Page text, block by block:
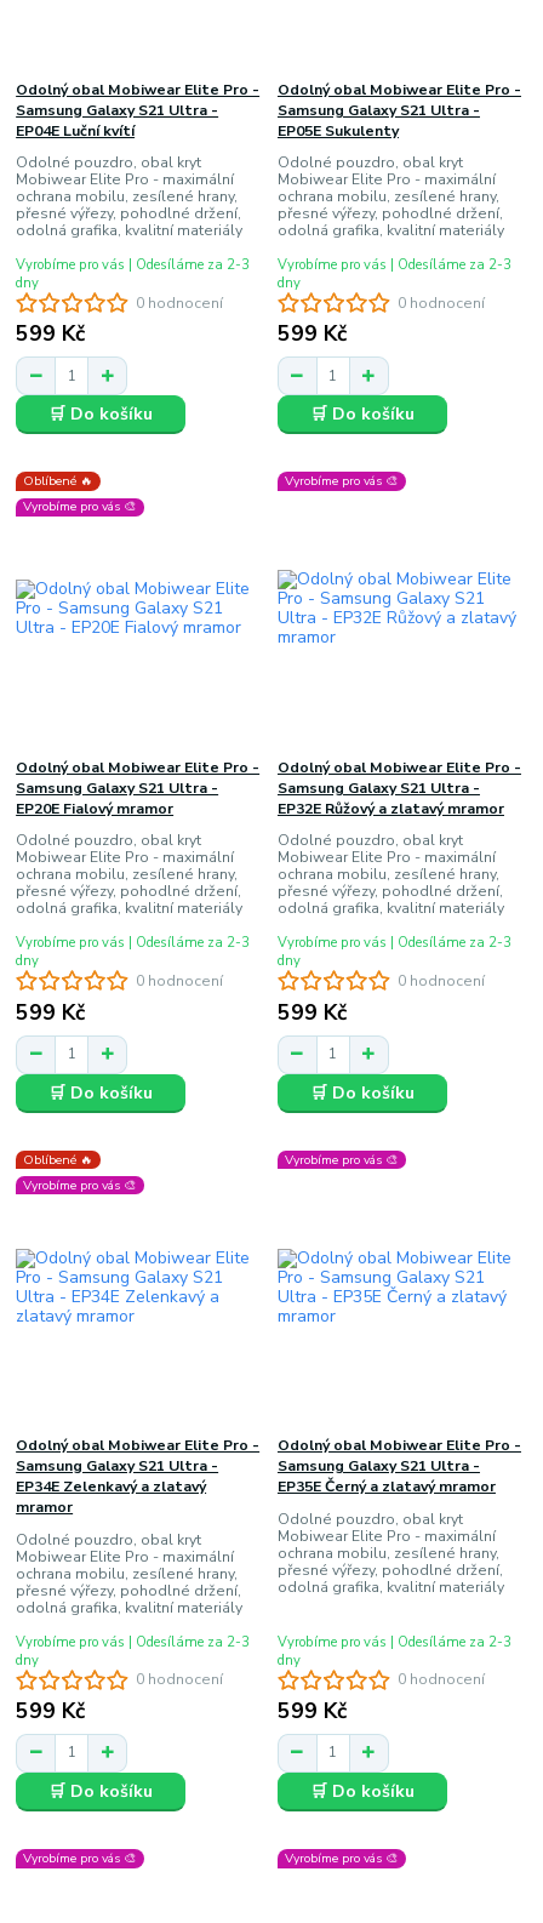
0 hodnocení
Odolný obal Mobiwear Elite Pro -
Samsung Galaxy S21 Ultra -
EP04E Luční kvítí
Odolné pouzdro, obal kryt
Mobiwear Elite Pro - maximální
ochrana mobilu, zesílené hrany,
přesné výřezy, pohodlné držení,
odolná grafika, kvalitní materiály
599 Kč
Vyrobíme pro vás | Odesíláme za 2-3
dny
🛒 Do košíku
0 hodnocení
Odolný obal Mobiwear Elite Pro -
Samsung Galaxy S21 Ultra -
EP05E Sukulenty
Odolné pouzdro, obal kryt
Mobiwear Elite Pro - maximální
ochrana mobilu, zesílené hrany,
přesné výřezy, pohodlné držení,
odolná grafika, kvalitní materiály
599 Kč
Vyrobíme pro vás | Odesíláme za 2-3
dny
🛒 Do košíku
Oblíbené 🔥
Vyrobíme pro vás 🎨
0 hodnocení
Odolný obal Mobiwear Elite Pro -
Samsung Galaxy S21 Ultra -
EP20E Fialový mramor
Odolné pouzdro, obal kryt
Mobiwear Elite Pro - maximální
ochrana mobilu, zesílené hrany,
přesné výřezy, pohodlné držení,
odolná grafika, kvalitní materiály
599 Kč
Vyrobíme pro vás | Odesíláme za 2-3
dny
🛒 Do košíku
Vyrobíme pro vás 🎨
0 hodnocení
Odolný obal Mobiwear Elite Pro -
Samsung Galaxy S21 Ultra -
EP32E Růžový a zlatavý mramor
Odolné pouzdro, obal kryt
Mobiwear Elite Pro - maximální
ochrana mobilu, zesílené hrany,
přesné výřezy, pohodlné držení,
odolná grafika, kvalitní materiály
599 Kč
Vyrobíme pro vás | Odesíláme za 2-3
dny
🛒 Do košíku
Oblíbené 🔥
Vyrobíme pro vás 🎨
0 hodnocení
Odolný obal Mobiwear Elite Pro -
Samsung Galaxy S21 Ultra -
EP34E Zelenkavý a zlatavý
mramor
Odolné pouzdro, obal kryt
Mobiwear Elite Pro - maximální
ochrana mobilu, zesílené hrany,
přesné výřezy, pohodlné držení,
odolná grafika, kvalitní materiály
599 Kč
Vyrobíme pro vás | Odesíláme za 2-3
dny
🛒 Do košíku
Vyrobíme pro vás 🎨
0 hodnocení
Odolný obal Mobiwear Elite Pro -
Samsung Galaxy S21 Ultra -
EP35E Černý a zlatavý mramor
Odolné pouzdro, obal kryt
Mobiwear Elite Pro - maximální
ochrana mobilu, zesílené hrany,
přesné výřezy, pohodlné držení,
odolná grafika, kvalitní materiály
599 Kč
Vyrobíme pro vás | Odesíláme za 2-3
dny
🛒 Do košíku
Vyrobíme pro vás 🎨 Vyrobíme pro vás 🎨